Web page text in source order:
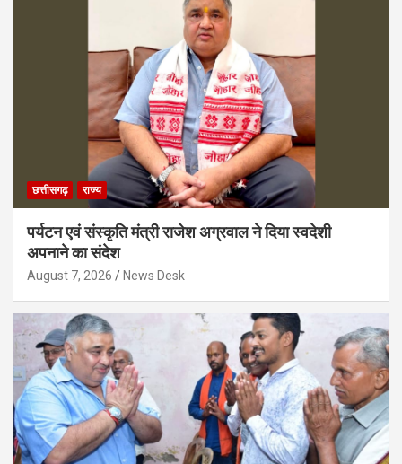
छत्तीसगढ़ राज्य
पर्यटन एवं संस्कृति मंत्री राजेश अग्रवाल ने दिया स्वदेशी
अपनाने का संदेश
August 7, 2026 News Desk